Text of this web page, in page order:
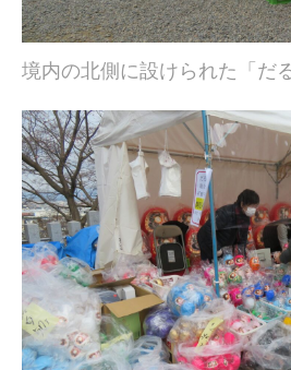
境内の北側に設けられた「だ